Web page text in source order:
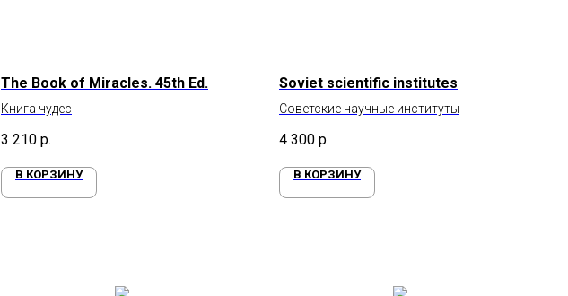
The Book of Miracles. 45th Ed.
Книга чудес
3 210 р.
В КОРЗИНУ
Soviet scientific institutes
Советские научные институты
4 300 р.
В КОРЗИНУ